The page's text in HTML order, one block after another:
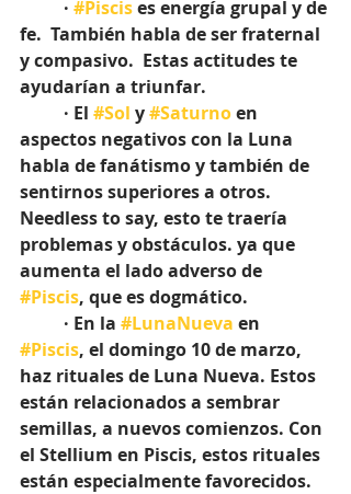
	·
#Piscis es energía grupal y de
fe.  También habla de ser fraternal
y compasivo.  Estas actitudes te
ayudarían a triunfar.
	· El
#Sol y #Saturno en
aspectos negativos con la Luna
habla de fanátismo y también de
sentirnos superiores a otros.
Needless to say, esto te traería
problemas y obstáculos. ya que
aumenta el lado adverso de
#Piscis, que es dogmático.
	· En la
#LunaNueva en
#Piscis, el domingo 10 de marzo,
haz rituales de Luna Nueva. Estos
están relacionados a sembrar
semillas, a nuevos comienzos. Con
el Stellium en Piscis, estos rituales
están especialmente favorecidos.